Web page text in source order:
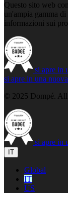
Questo sito web
un'ampia gamma
informazioni sui
si apre in
si apre in una
© 2025 Dompé. All
si apre in
IT
Global
IT
US